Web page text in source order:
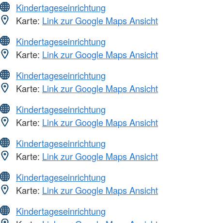
Kindertageseinrichtung
Karte: Link zur Google Maps Ansicht
Kindertageseinrichtung
Karte: Link zur Google Maps Ansicht
Kindertageseinrichtung
Karte: Link zur Google Maps Ansicht
Kindertageseinrichtung
Karte: Link zur Google Maps Ansicht
Kindertageseinrichtung
Karte: Link zur Google Maps Ansicht
Kindertageseinrichtung
Karte: Link zur Google Maps Ansicht
Kindertageseinrichtung